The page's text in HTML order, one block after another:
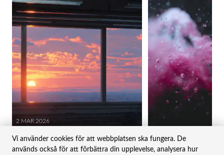
2 MAR 2026
mjukvara
Månadsbrev
Mars 2026 – Små steg i
Månadsbrev
Vi använder cookies för att webbplatsen ska fungera. De
används också för att förbättra din upplevelse, analysera hur